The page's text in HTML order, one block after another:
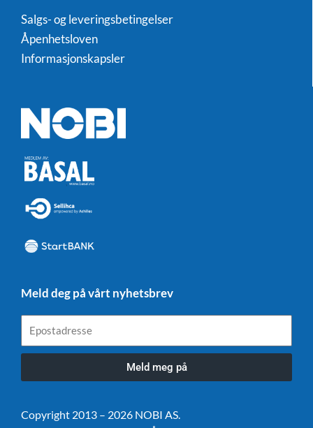
Salgs- og leveringsbetingelser
Åpenhetsloven
Informasjonskapsler
Meld deg på vårt nyhetsbrev
Epostadresse
Meld meg på
Copyright 2013 – 2026 NOBI AS.